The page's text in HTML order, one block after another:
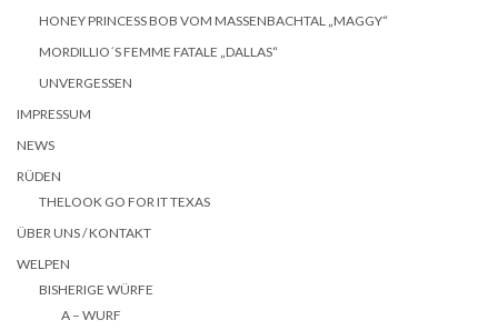
HONEY PRINCESS BOB VOM MASSENBACHTAL „MAGGY“
MORDILLIO´S FEMME FATALE „DALLAS“
UNVERGESSEN
IMPRESSUM
NEWS
RÜDEN
THELOOK GO FOR IT TEXAS
ÜBER UNS / KONTAKT
WELPEN
BISHERIGE WÜRFE
A – WURF